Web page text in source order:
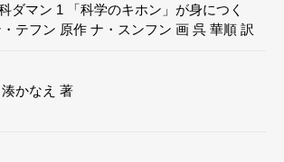
ダマン 1 「科学のキホン」が身につく
テフン 原作 ナ・スンフン 画 呉 華順 訳
かなえ 著